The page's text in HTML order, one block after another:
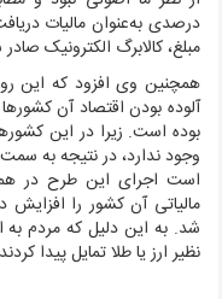
درصدی به‌عنوان مالیات
مبلغ، کالابرگ الکترونیک صادر
همچنین وی افزود که این
آلوده بودن اقتصاد آن
بوده است. زیرا در این
وجود ندارد، در نتیجه به سمت
است اجرای این طرح در
مالیاتی آن کشور را
شد. به این دلیل که مردم
نظیر ارز یا طلا تمایل پیدا کردند.